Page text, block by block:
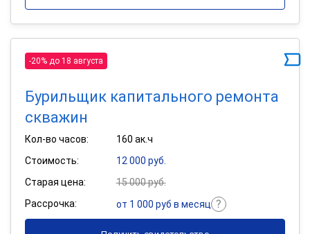
-20% до 18 августа
Бурильщик капитального ремонта
скважин
Кол-во часов:
160 ак.ч
Стоимость:
12 000 руб.
Старая цена:
15 000 руб.
Рассрочка:
от 1 000 руб в месяц